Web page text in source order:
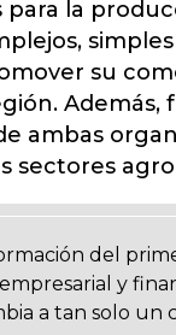
para la
su
Además,
ambas
sectores
del
y
a tan solo un